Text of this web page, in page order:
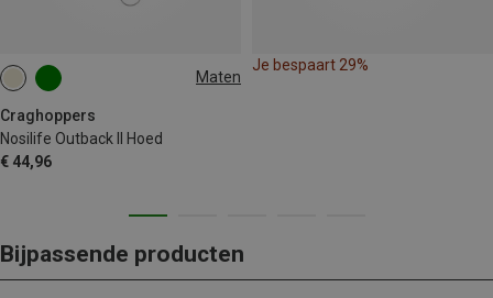
Maten
Craghoppers
Nosilife Outback II Hoed
€ 44,96
M|S
Je bespaart 29%
Bijpassende producten